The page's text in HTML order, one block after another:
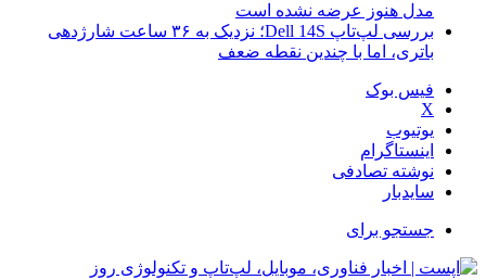
مدل هنوز عرضه نشده است
بررسی لپ‌تاپ Dell 14S؛ نزدیک به ۳۶ ساعت شارژدهی
باتری، اما با چندین نقطه ضعف
فیس بوک
X
یوتیوب
اینستاگرام
نوشته تصادفی
سایدبار
جستجو برای